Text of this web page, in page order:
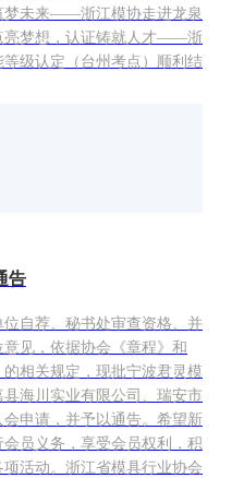
梦未来——浙江模协走进龙泉
亮梦想，认证铸就人才——浙
级认定（台州考点）顺利结
告
自荐、秘书处审查资格、并
见，依据协会《章程》和
的相关规定，现批宁波君灵模
海川实业有限公司、瑞安市
申请，并予以通告。希望新
员义务，享受会员权利，积
活动。浙江省模具行业协会